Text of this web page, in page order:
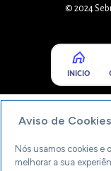
© 2024
INICIO
Aviso de Cookies
Nós usamos cookies e
melhorar a sua